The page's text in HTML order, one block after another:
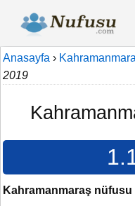
Anasayfa ›
2019
Kahramanmaraş nüfusu